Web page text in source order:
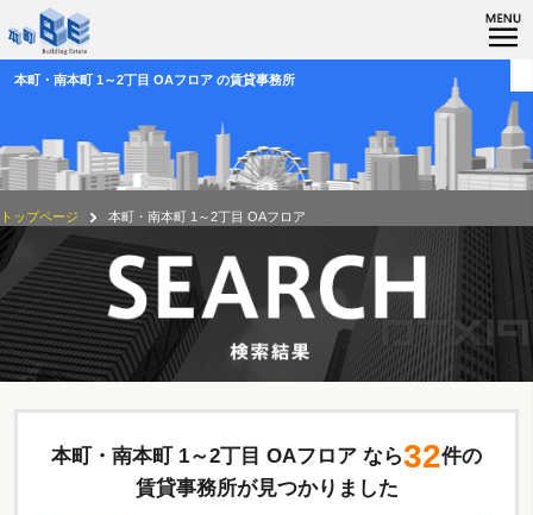
本町・南本町 1～2丁目 OAフロア の賃貸事務所
トップページ 本町・南本町 1～2丁目 OAフロア
本町・南本町 1～2丁目 OAフロア なら32件の
賃貸事務所が見つかりました